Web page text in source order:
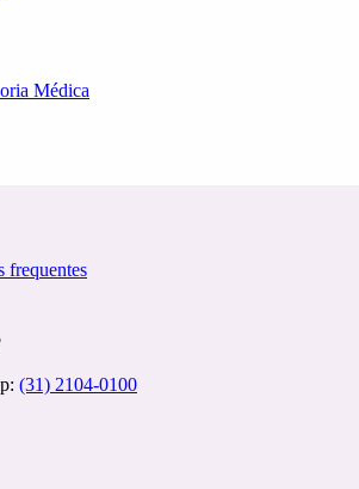
Médica
frequentes
(31) 2104-0100